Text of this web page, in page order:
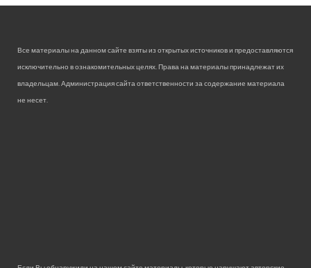
Все материалы на данном сайте взяты из открытых источников и предоставляются
исключительно в ознакомительных целях. Права на материалы принадлежат их
владельцам. Администрация сайта ответственности за содержание материала
не несет.